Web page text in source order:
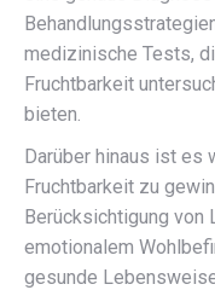
medizinische Tests,
Fruchtbarkeit
bieten.
Darüber hinaus ist es
Fruchtbarkeit zu
Berücksichtigung von
emotionalem
gesunde